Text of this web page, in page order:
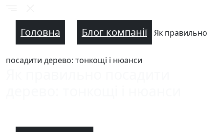
Головна Блог компанії Як правильно
посадити дерево: тонкощі і нюанси